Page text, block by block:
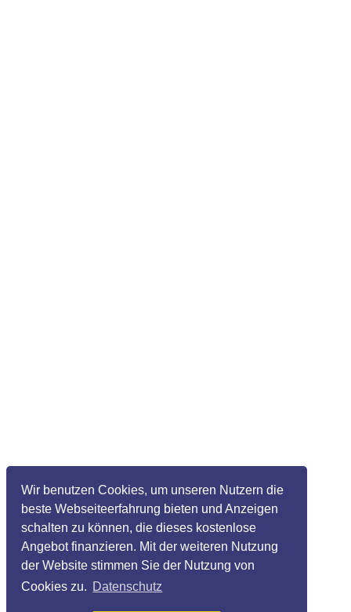
Wir benutzen Cookies, um unseren Nutzern die
beste Webseiteerfahrung bieten und Anzeigen
schalten zu können, die dieses kostenlose
Angebot finanzieren. Mit der weiteren Nutzung
der Website stimmen Sie der Nutzung von
Cookies zu. Datenschutz